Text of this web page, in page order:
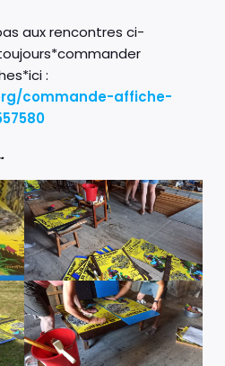
aux rencontres ci-
:
commande-affiche-